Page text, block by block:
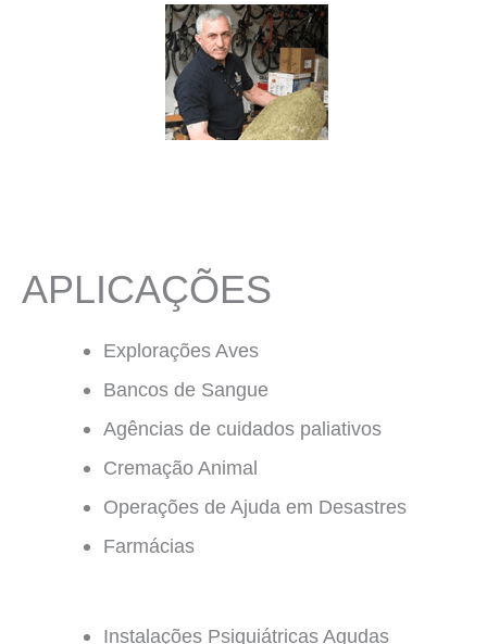
APLICAÇÕES
Explorações Aves
Bancos de Sangue
Agências de cuidados paliativos
Cremação Animal
Operações de Ajuda em Desastres
Farmácias
Instalações Psiquiátricas Agudas